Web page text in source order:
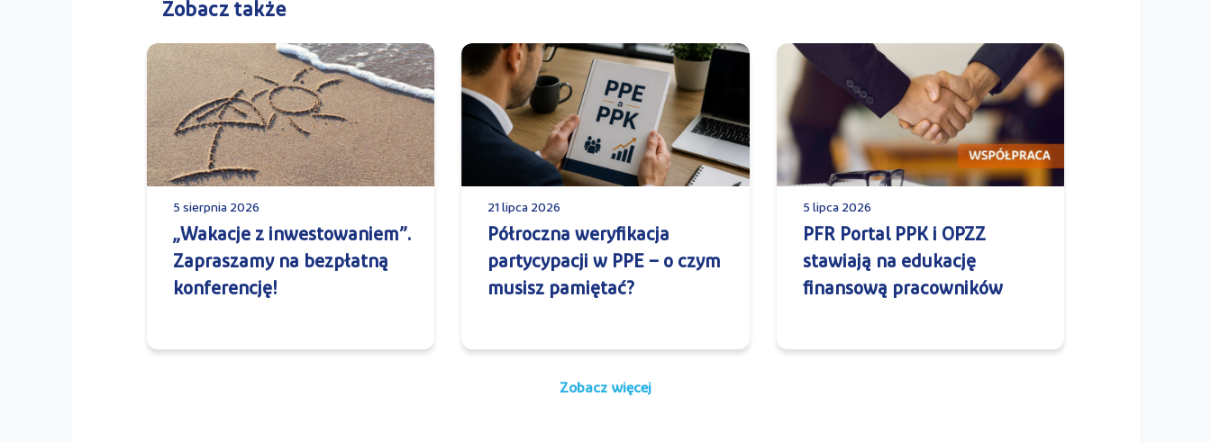
Zobacz także
5 sierpnia 2026
„Wakacje z inwestowaniem”.
Zapraszamy na bezpłatną
konferencję!
21 lipca 2026
Półroczna weryfikacja
partycypacji w PPE – o czym
musisz pamiętać?
5 lipca 2026
PFR Portal PPK i OPZZ
stawiają na edukację
finansową pracowników
Zobacz więcej